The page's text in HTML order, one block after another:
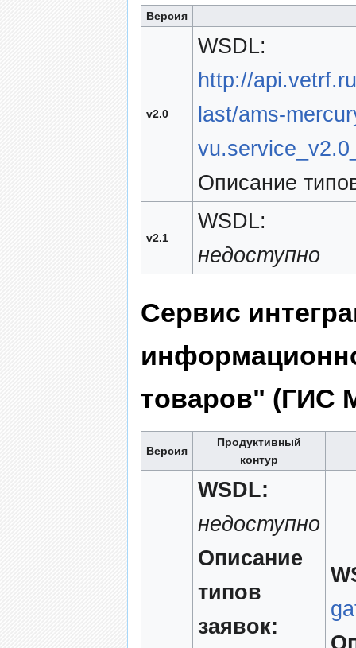
Версия
v2.0
WSDL:
http://
last/ams-
Описание
v2.1
WSDL:
недоступно
Сервис
товаров" (ГИС
Версия
Продуктивный
контур
WSDL:
недоступно
Описание
типов
заявок: